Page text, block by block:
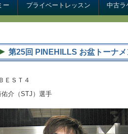
ー プライベートレッスン 中古ラ
第25回 PINEHILLS お盆トーナ
ＢＥＳＴ４
佑介（STJ）選手